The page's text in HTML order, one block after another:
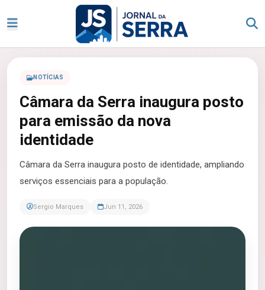
NOTÍCIAS
Câmara da Serra inaugura posto
para emissão da nova
identidade
Câmara da Serra inaugura posto de identidade, ampliando
serviços essenciais para a população.
Sergio Marques Jun 11, 2026